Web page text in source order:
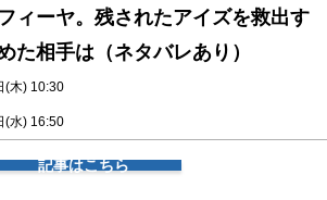
ィーヤ。残されたアイズを救出す
た相手は（ネタバレあり）
(木) 10:30
(水) 16:50
記事はこちら